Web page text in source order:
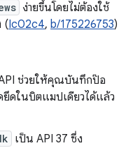
ง่ายขึ้นโดยไม่ต้องใช้
(Ic02c4, b/175226753)
ช่วยให้คุณบันทึกป๊อ
ดในบิตแมปเดียวได้แล้ว
เป็น API 37 ซึ่ง